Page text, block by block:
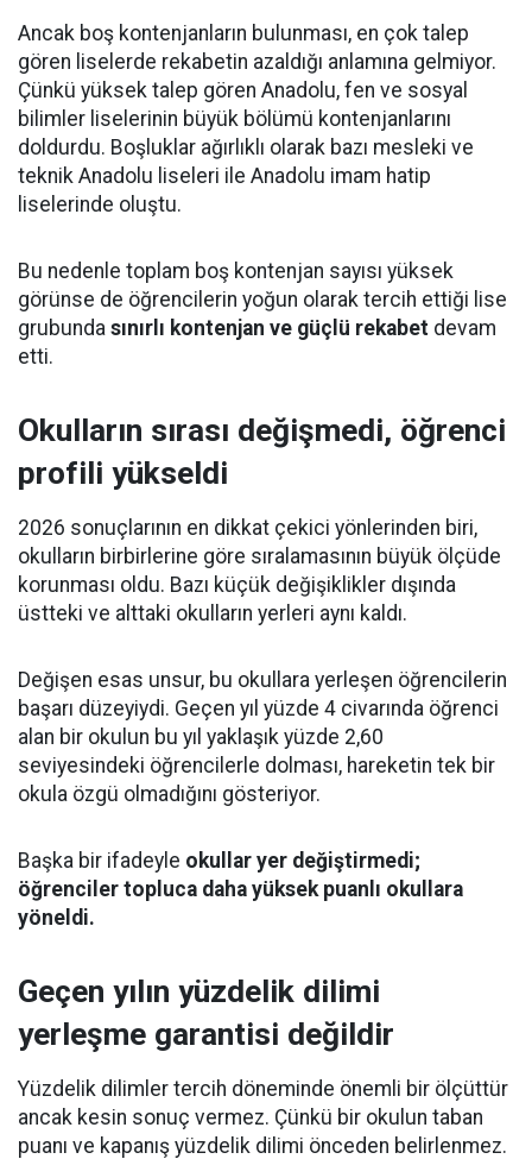
Ancak boş kontenjanların bulunması, en çok talep
gören liselerde rekabetin azaldığı anlamına gelmiyor.
Çünkü yüksek talep gören Anadolu, fen ve sosyal
bilimler liselerinin büyük bölümü kontenjanlarını
doldurdu. Boşluklar ağırlıklı olarak bazı mesleki ve
teknik Anadolu liseleri ile Anadolu imam hatip
liselerinde oluştu.
Bu nedenle toplam boş kontenjan sayısı yüksek
görünse de öğrencilerin yoğun olarak tercih ettiği lise
grubunda sınırlı kontenjan ve güçlü rekabet devam
etti.
Okulların sırası değişmedi, öğrenci
profili yükseldi
2026 sonuçlarının en dikkat çekici yönlerinden biri,
okulların birbirlerine göre sıralamasının büyük ölçüde
korunması oldu. Bazı küçük değişiklikler dışında
üstteki ve alttaki okulların yerleri aynı kaldı.
Değişen esas unsur, bu okullara yerleşen öğrencilerin
başarı düzeyiydi. Geçen yıl yüzde 4 civarında öğrenci
alan bir okulun bu yıl yaklaşık yüzde 2,60
seviyesindeki öğrencilerle dolması, hareketin tek bir
okula özgü olmadığını gösteriyor.
Başka bir ifadeyle okullar yer değiştirmedi;
öğrenciler topluca daha yüksek puanlı okullara
yöneldi.
Geçen yılın yüzdelik dilimi
yerleşme garantisi değildir
Yüzdelik dilimler tercih döneminde önemli bir ölçüttür
ancak kesin sonuç vermez. Çünkü bir okulun taban
puanı ve kapanış yüzdelik dilimi önceden belirlenmez.